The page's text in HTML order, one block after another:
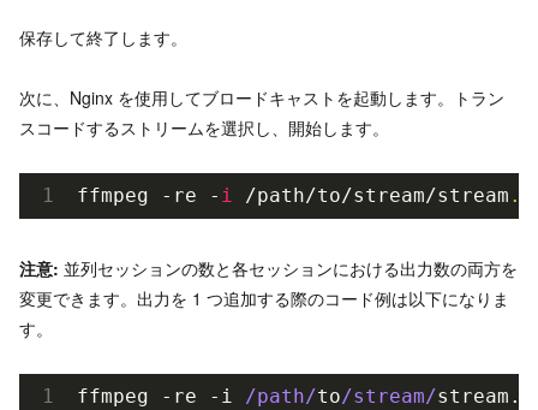
保存して終了します。
次に、Nginx を使用してブロードキャストを起動します。トラン
スコードするストリームを選択し、開始します。
ffmpeg -re - i /path/to/stream/stream
注意: 並列セッションの数と各セッションにおける出力数の両方を
変更できます。出力を 1 つ追加する際のコード例は以下になりま
す。
ffmpeg -re -i /path/to/stream/